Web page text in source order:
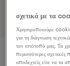
φίλτρα
finance
σχετικά με τα
Χρησιμοποιούμε
για τη διάγνωση
τον ιστότοπό μας. Τα
περισσότερες σχετικές
αποδεχτείς είτε να τα